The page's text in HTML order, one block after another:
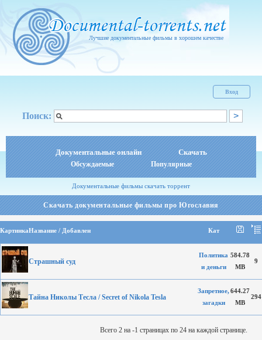
Лучшие документальные фильмы в хорошем качестве
Вход
Поиск:
Документальные онлайн Скачать
Обсуждаемые Популярные
Документальные фильмы скачать торрент
Скачать документальные фильмы про Югославия
КартинкаНазвание / Добавлен Кат
Страшный суд
Политика
и деньги
584.78
MB
9
Тайна Николы Тесла / Secret of Nikola Tesla
Запретное,
загадки
644.27
MB
294
Всего 2 на -1 страницах по 24 на каждой странице.